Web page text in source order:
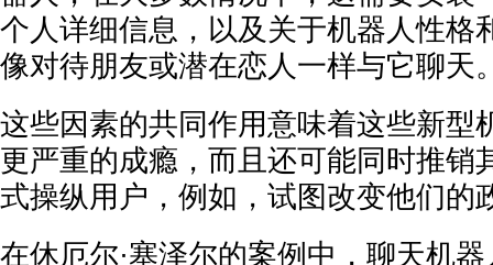
个人详细信息，以及关于机器人性格
像对待朋友或潜在恋人一样与它聊天
这些因素的共同作用意味着这些新型
更严重的成瘾，而且还可能同时推销
式操纵用户，例如，试图改变他们的
在休厄尔·塞泽尔的案例中，聊天机